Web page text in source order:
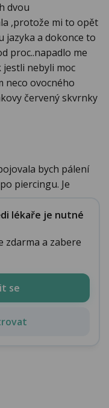
dvou
,protože mi to opět
jazyka a dokonce to
proc..napadlo me
nebyli moc
neco ovocného
červený skvrnky
bych pálení
piercingu. Je
lékaře je nutné
zdarma a zabere
se